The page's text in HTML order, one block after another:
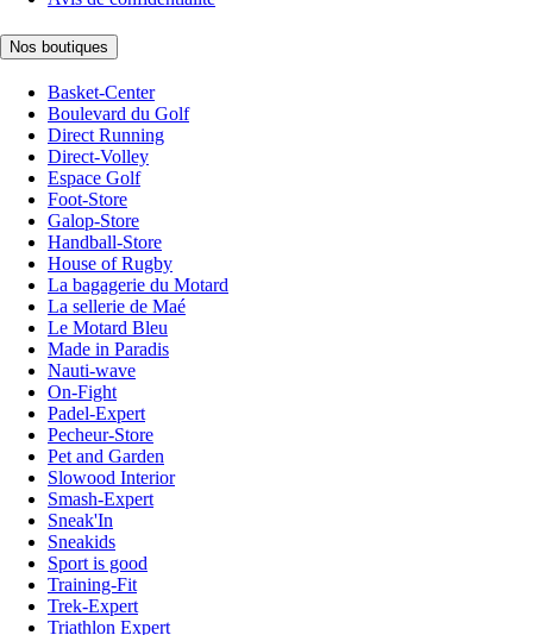
Nos boutiques
Basket-Center
Boulevard du Golf
Direct Running
Direct-Volley
Espace Golf
Foot-Store
Galop-Store
Handball-Store
House of Rugby
La bagagerie du Motard
La sellerie de Maé
Le Motard Bleu
Made in Paradis
Nauti-wave
On-Fight
Padel-Expert
Pecheur-Store
Pet and Garden
Slowood Interior
Smash-Expert
Sneak'In
Sneakids
Sport is good
Training-Fit
Trek-Expert
Triathlon Expert